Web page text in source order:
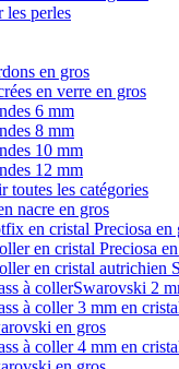
les perles
en gros
en verre en gros
6 mm
8 mm
10 mm
12 mm
toutes les catégories
nacre en gros
en cristal Preciosa en
en cristal Preciosa
en cristal autrichien
à collerSwarovski 2
à coller 3 mm en
en gros
à coller 4 mm en